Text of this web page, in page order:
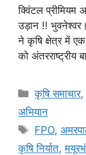
क्विंटल प्रीमियम
उड़ान !!
ने कृषि क्षेत्र में
को अंतरराष्ट्रीय
कृषि समाचार
अभियान
FPO,
कृषि निर्यात,